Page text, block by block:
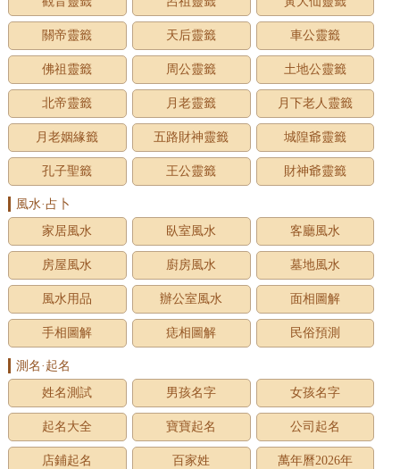
關帝靈籤 天后靈籤 車公靈籤
佛祖靈籤 周公靈籤 土地公靈籤
北帝靈籤 月老靈籤 月下老人靈籤
月老姻緣籤 五路財神靈籤 城隍爺靈籤
孔子聖籤 王公靈籤 財神爺靈籤
風水·占卜
家居風水
臥室風水 客廳風水
房屋風水 廚房風水 墓地風水
風水用品 辦公室風水 面相圖解
手相圖解 痣相圖解 民俗預測
測名·起名
姓名測試
男孩名字 女孩名字
起名大全 寶寶起名 公司起名
店鋪起名 百家姓 萬年曆2026年